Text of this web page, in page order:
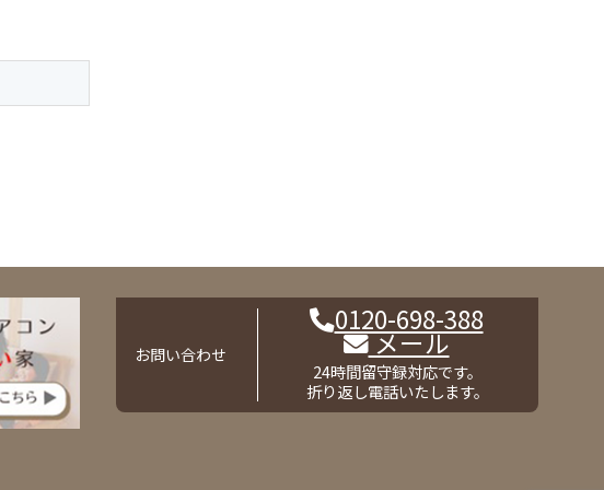
お問い合わせ
0120-698-388
メール
24時間留守録対応です。
折り返し電話いたします。